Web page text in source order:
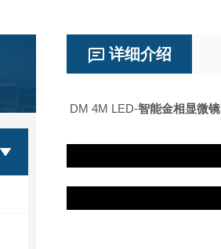
详细介绍
DM 4M LED-智能金相显微镜